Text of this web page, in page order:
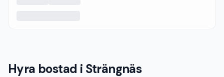
Hyra bostad i Strängnäs